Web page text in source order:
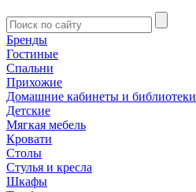
Бренды
Гостиные
Спальни
Прихожие
Домашние кабинеты и библиотеки
Детские
Мягкая мебель
Кровати
Столы
Стулья и кресла
Шкафы